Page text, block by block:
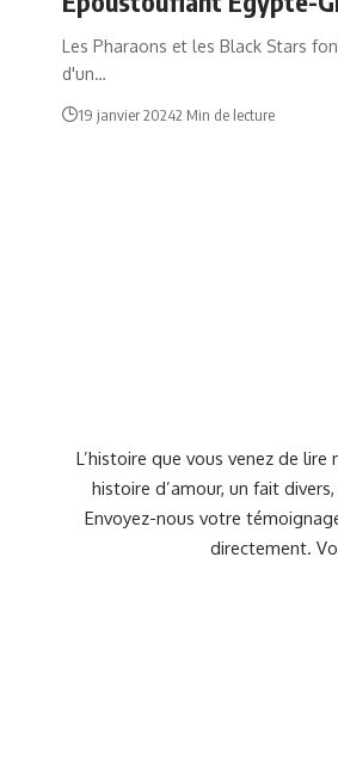
Les Pharaons et les Black Stars
d'un…
19 janvier 20242 Min de lecture
L’histoire que vous venez de
histoire d’amour, un fait
Envoyez-nous votre
directement.